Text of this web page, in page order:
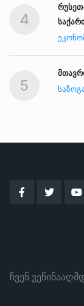
4
5
ჩვენ